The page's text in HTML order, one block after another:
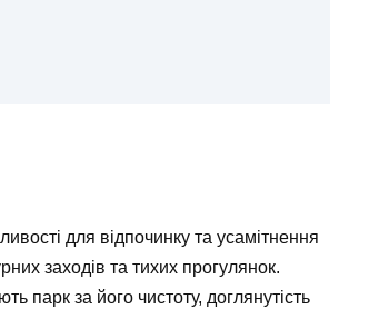
для відпочинку та усамітнення
заходів та тихих прогулянок.
парк за його чистоту, доглянутість